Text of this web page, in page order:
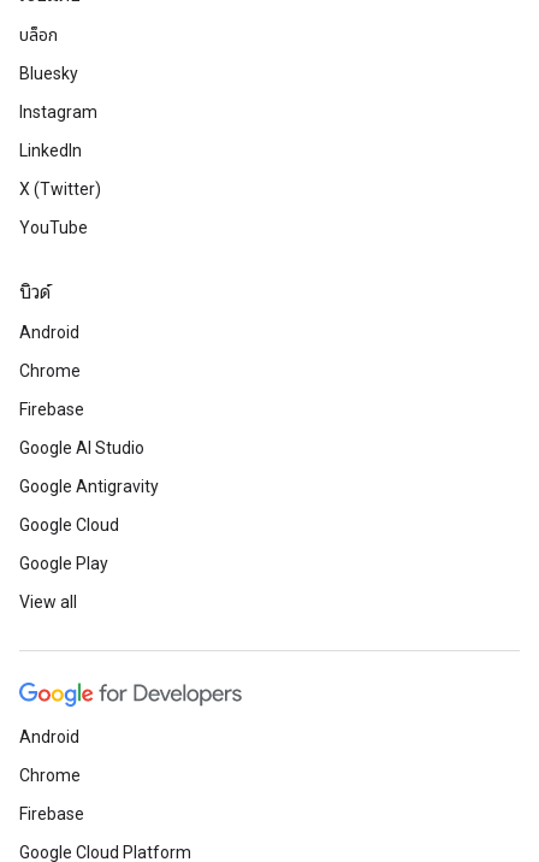
บล็อก
Bluesky
Instagram
LinkedIn
X (Twitter)
YouTube
บิวด์
Android
Chrome
Firebase
Google AI Studio
Google Antigravity
Google Cloud
Google Play
View all
Android
Chrome
Firebase
Google Cloud Platform